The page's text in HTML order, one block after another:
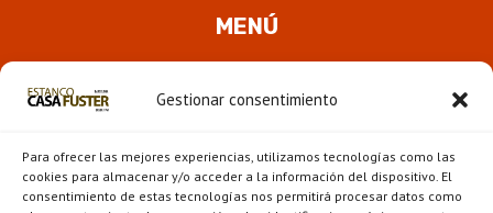
Gestionar consentimiento
Para ofrecer las mejores experiencias, utilizamos tecnologías como las
cookies para almacenar y/o acceder a la información del dispositivo. El
consentimiento de estas tecnologías nos permitirá procesar datos como
MENÚ
HIJO
Novedades